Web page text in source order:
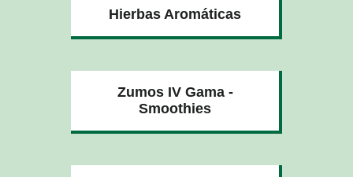
Hierbas Aromáticas
Zumos IV Gama -
Smoothies